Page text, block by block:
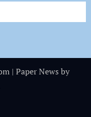
| Paper News by